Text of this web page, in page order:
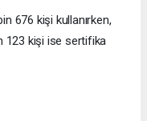
676 kişi kullanırken,
123 kişi ise sertifika